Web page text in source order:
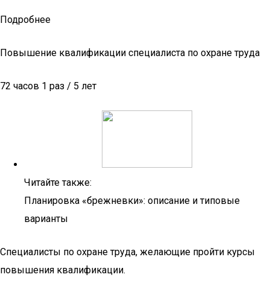
Подробнее
Повышение квалификации специалиста по охране труда
72 часов 1 раз / 5 лет
Читайте также:
Планировка «брежневки»: описание и типовые
варианты
Специалисты по охране труда, желающие пройти курсы
повышения квалификации.